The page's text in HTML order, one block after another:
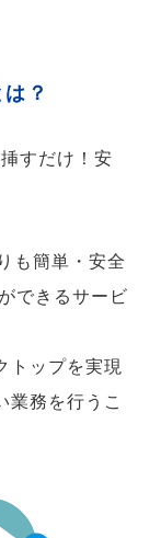
？
すだけ！安
も簡単・安全
できるサービ
トップを実現
業務を行うこ